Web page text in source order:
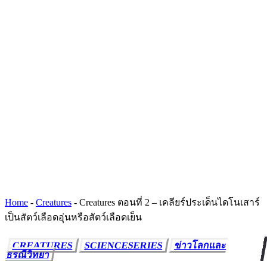
Home - Creatures - Creatures ตอนที่ 2 – เคลียร์ประเด็นไดโนเสาร์
เป็นสัตว์เลือดอุ่นหรือสัตว์เลือดเย็น
CREATURES SCIENCESERIES
ข่าวโลกและ
ธรณีวิทยา